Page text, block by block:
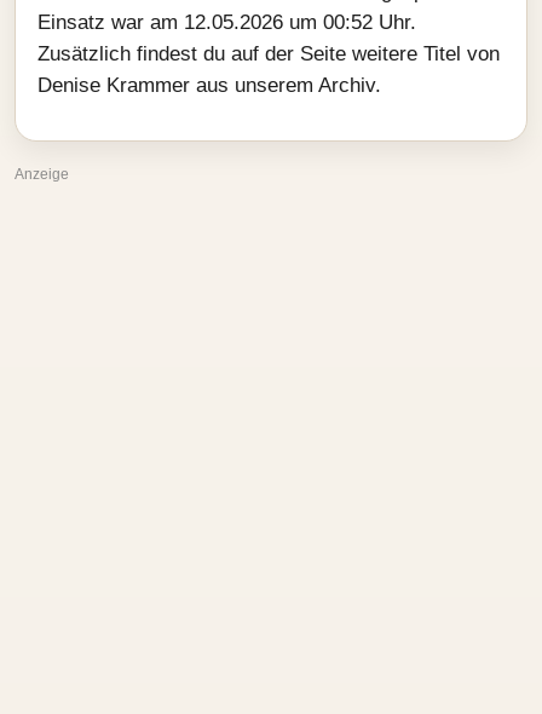
Einsatz war am 12.05.2026 um 00:52 Uhr.
Zusätzlich findest du auf der Seite weitere Titel von
Denise Krammer aus unserem Archiv.
Anzeige